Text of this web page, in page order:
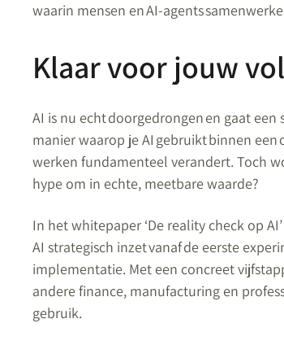
waarin mensen en AI-agents
Klaar voor jouw
AI is nu echt doorgedrongen en gaat
manier waarop je AI gebruikt binnen
werken fundamenteel verandert. Toch
hype om in echte, meetbare waarde?
In het whitepaper ‘De reality check op
AI strategisch inzet vanaf de eerste
implementatie. Met een concreet
andere finance, manufacturing en
gebruik.